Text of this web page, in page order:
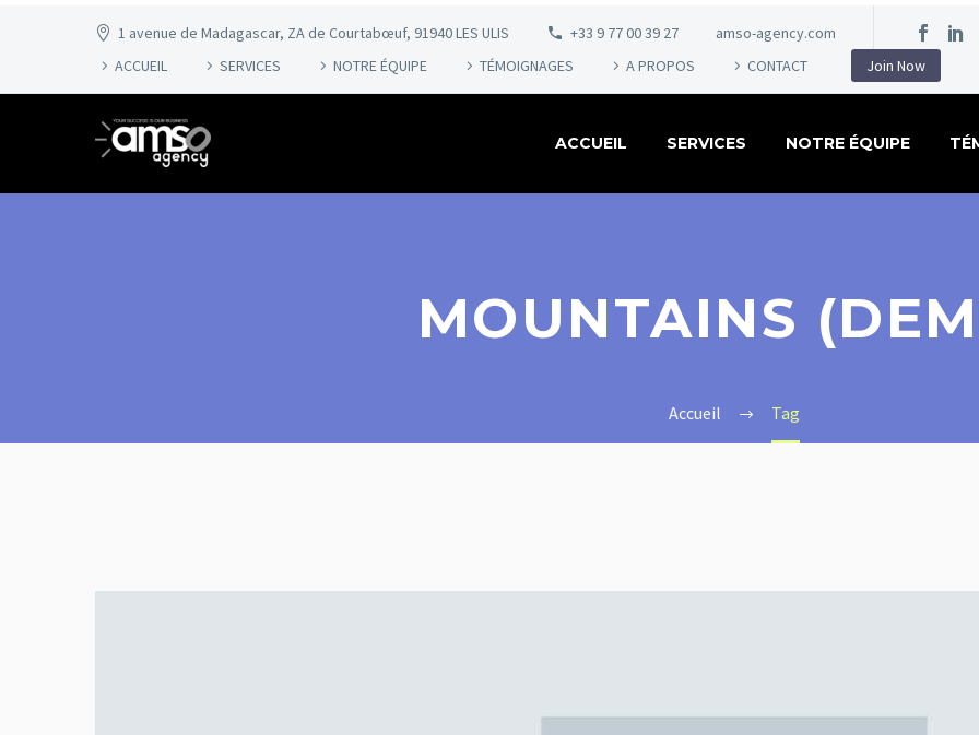
1 avenue de Madagascar, ZA de Courtabœuf, 91940 LES ULIS +33 9 77 00 39 27
amso-agency.com
ACCUEIL
SERVICES NOTRE ÉQUIPE TÉMOIGNAGES A PROPOS CONTACT Join Now
ACCUEIL SERVICES NOTRE ÉQUIPE
MOUNTAINS
Accueil Tag